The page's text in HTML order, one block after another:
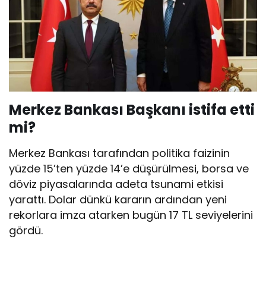
Merkez Bankası Başkanı istifa etti
mi?
Merkez Bankası tarafından politika faizinin
yüzde 15’ten yüzde 14’e düşürülmesi, borsa ve
döviz piyasalarında adeta tsunami etkisi
yarattı. Dolar dünkü kararın ardından yeni
rekorlara imza atarken bugün 17 TL seviyelerini
gördü.